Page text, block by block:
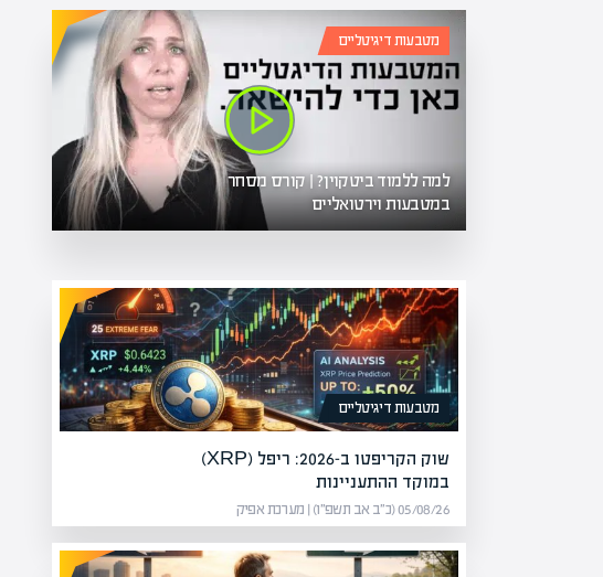
מטבעות דיגיטליים
למה ללמוד ביטקוין? | קורס מסחר
במטבעות וירטואליים
מטבעות דיגיטליים
שוק הקריפטו ב-2026: ריפל (XRP)
במוקד ההתעניינות
05/08/26 (כ״ב אב תשפ״ו) | מערכת אפיק